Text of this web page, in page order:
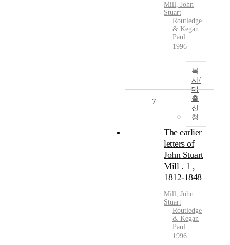
Mill, John
Stuart
Routledge
& Kegan
Paul
1996
복
사/
대
출
신
청
7
The earlier
letters of
John Stuart
Mill . 1 ,
1812-1848
Mill, John
Stuart
Routledge
& Kegan
Paul
1996